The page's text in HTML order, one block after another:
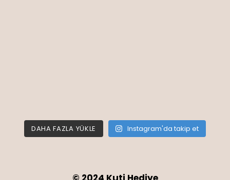
DAHA FAZLA YÜKLE Instagram'da takip et